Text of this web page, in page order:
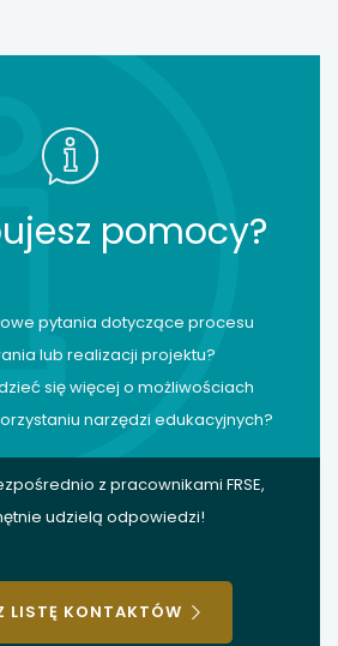
pomocy?
pytania dotyczące procesu
lub realizacji projektu?
się więcej o możliwościach
narzędzi edukacyjnych?
z pracownikami FRSE,
udzielą odpowiedzi!
LISTĘ KONTAKTÓW